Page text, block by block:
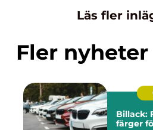
Läs fler
Fler nyheter
Billack:
färger